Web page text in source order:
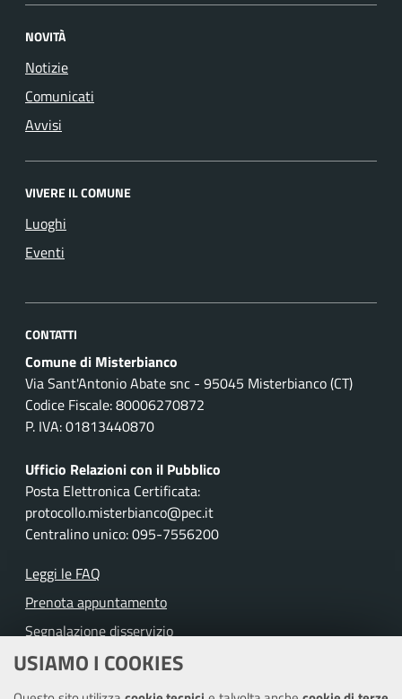
USIAMO I COOKIES
NOVITÀ
Notizie
Comunicati
Avvisi
VIVERE IL COMUNE
Luoghi
Eventi
CONTATTI
Comune di Misterbianco
Via Sant'Antonio Abate snc - 95045 Misterbianco (CT)
Codice Fiscale: 80006270872
P. IVA: 01813440870
Ufficio Relazioni con il Pubblico
Posta Elettronica Certificata:
protocollo.misterbianco@pec.it
Centralino unico: 095-7556200
Leggi le FAQ
Prenota appuntamento
Segnalazione disservizio
Richiesta assistenza